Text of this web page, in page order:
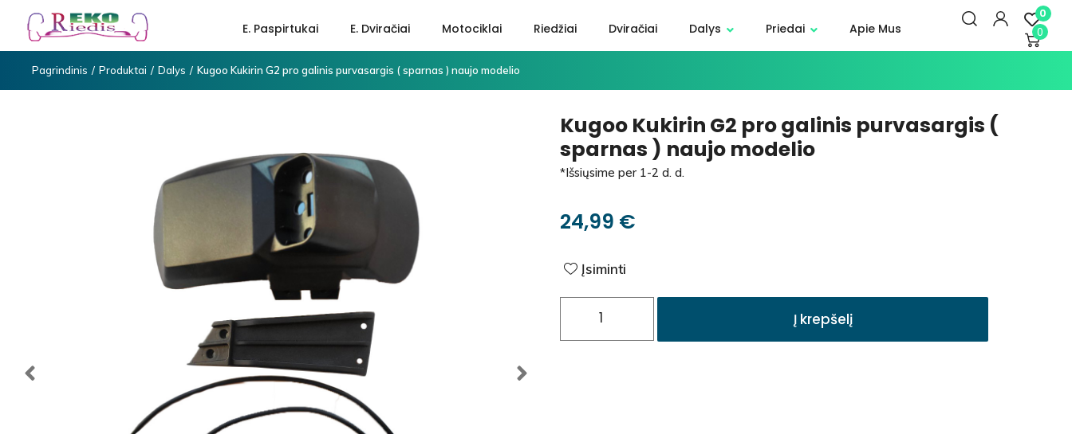
E. Paspirtukai E. Dviračiai Motociklai Riedžiai Dviračiai Dalys Priedai Apie Mus
0
0
Pagrindinis / Produktai / Dalys / Kugoo Kukirin G2 pro galinis purvasargis ( sparnas ) naujo modelio
Kugoo Kukirin G2 pro galinis purvasargis (
sparnas ) naujo modelio
*Išsiųsime per 1-2 d. d.
24,99 €
Įsiminti
Į krepšelį